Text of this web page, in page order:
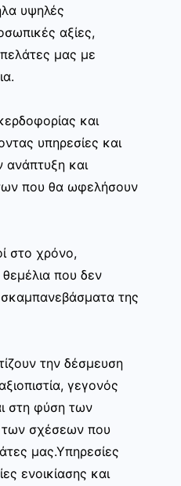
υψηλές
αξίες,
μας με
και
υπηρεσίες και
και
που θα ωφελήσουν
στο χρόνο,
θεμέλια που δεν
της
την δέσμευση
γεγονός
στη φύση των
των σχέσεων που
μας.Υπηρεσίες
ενοικίασης και